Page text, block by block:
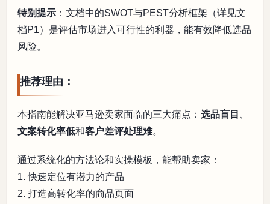
特别提示 ：文档中的SWOT与PEST分析框架（详见文
档P1）是评估市场进入可行性的利器，能有效降低选品
风险。
推荐理由：
本指南能解决亚马逊卖家面临的三大痛点： 选品盲目
文案转化率低和客户差评处理难。
通过系统化的方法论和实操模板，能帮助卖家：
1. 快速定位有潜力的产品
2. 打造高转化率的商品页面